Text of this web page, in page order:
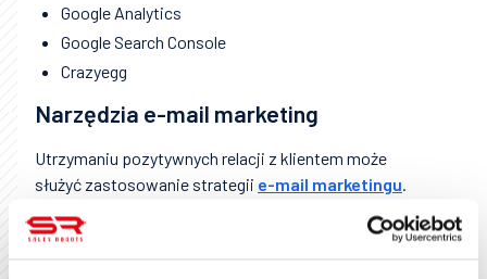
Google Analytics
Google Search Console
Crazyegg
Narzędzia e-mail marketing
Utrzymaniu pozytywnych relacji z klientem może
służyć zastosowanie strategii e-mail marketingu.
Narzędzia wspomagające jej realizację w zależności
od preferencji mogą spełniać funkcje takie jak